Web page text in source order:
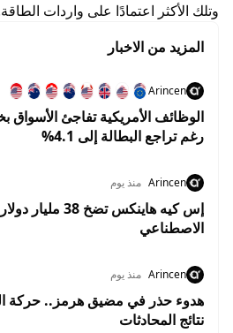
وتلك الأكثر اعتمادًا على واردات
المزيد من الاخبار
Arincen
رغم تراجع البطالة إلى 4.1%
Arincen منذ يوم
إس كيه هاينكس
الاصطناعي
Arincen منذ يوم
هدوء حذر في مضيق هرمز.. حركة
نتائج المحادثات